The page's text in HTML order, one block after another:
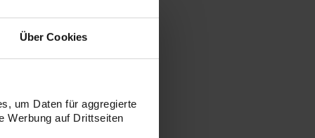
Über Cookies
um Daten für aggregierte
Werbung auf Drittseiten
angenehme Lesbarkeit